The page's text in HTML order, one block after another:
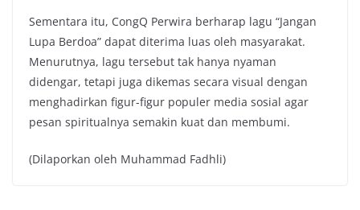
Sementara itu, CongQ Perwira berharap lagu “Jangan
Lupa Berdoa” dapat diterima luas oleh masyarakat.
Menurutnya, lagu tersebut tak hanya nyaman
didengar, tetapi juga dikemas secara visual dengan
menghadirkan figur-figur populer media sosial agar
pesan spiritualnya semakin kuat dan membumi.
(Dilaporkan oleh Muhammad Fadhli)